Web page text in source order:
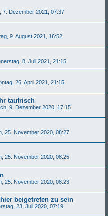
7. Dezember 2021, 07:37
9. August 2021, 16:52
8. Juli 2021, 21:15
26. April 2021, 21:15
taufrisch
9. Dezember 2020, 17:15
25. November 2020, 08:27
25. November 2020, 08:25
25. November 2020, 08:23
beigetreten zu sein
23. Juli 2020, 07:19